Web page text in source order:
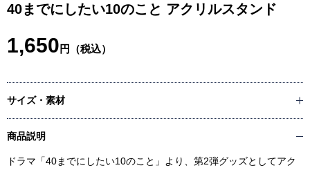
40までにしたい10のこと アクリルスタンド
1,650 円（税込）
サイズ・素材
商品説明
ドラマ「40までにしたい10のこと」より、第2弾グッズとしてアク